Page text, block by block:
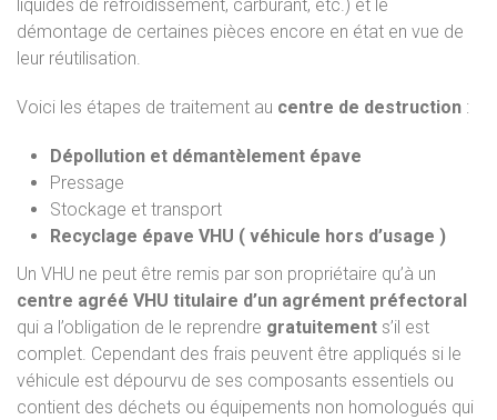
liquides de refroidissement, carburant, etc.) et le
démontage de certaines pièces encore en état en vue de
leur réutilisation.
Voici les étapes de traitement au centre de destruction :
Dépollution et démantèlement épave
Pressage
Stockage et transport
Recyclage épave VHU ( véhicule hors d’usage )
Un VHU ne peut être remis par son propriétaire qu’à un
centre agréé VHU titulaire d’un agrément préfectoral
qui a l’obligation de le reprendre gratuitement s’il est
complet. Cependant des frais peuvent être appliqués si le
véhicule est dépourvu de ses composants essentiels ou
contient des déchets ou équipements non homologués qui